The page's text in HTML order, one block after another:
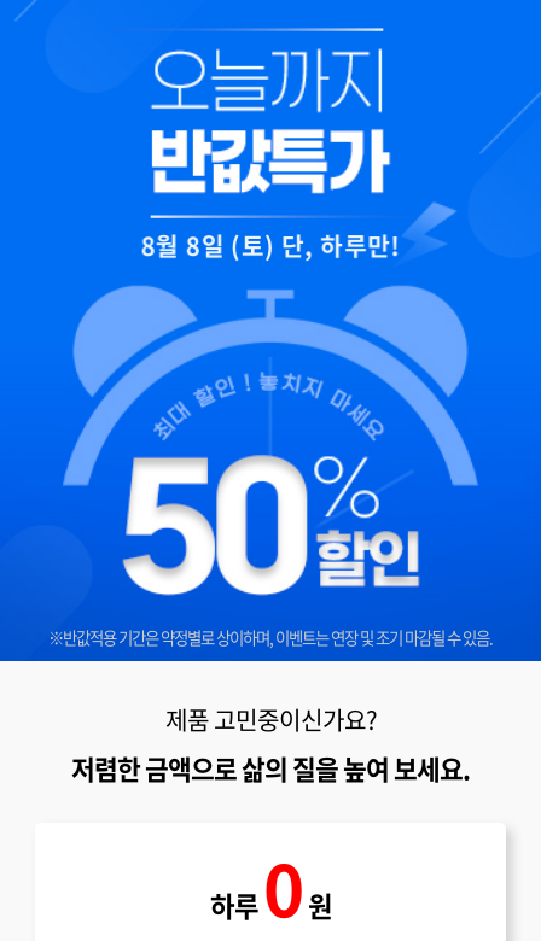
8월 8일 (토) 단, 하루만!
※반값적용 기간은 약정별로 상이하며, 이벤트는 연장 및 조기 마감될 수 있음.
제품 고민중이신가요?
저렴한 금액으로 삶의 질을 높여 보세요.
하루0원